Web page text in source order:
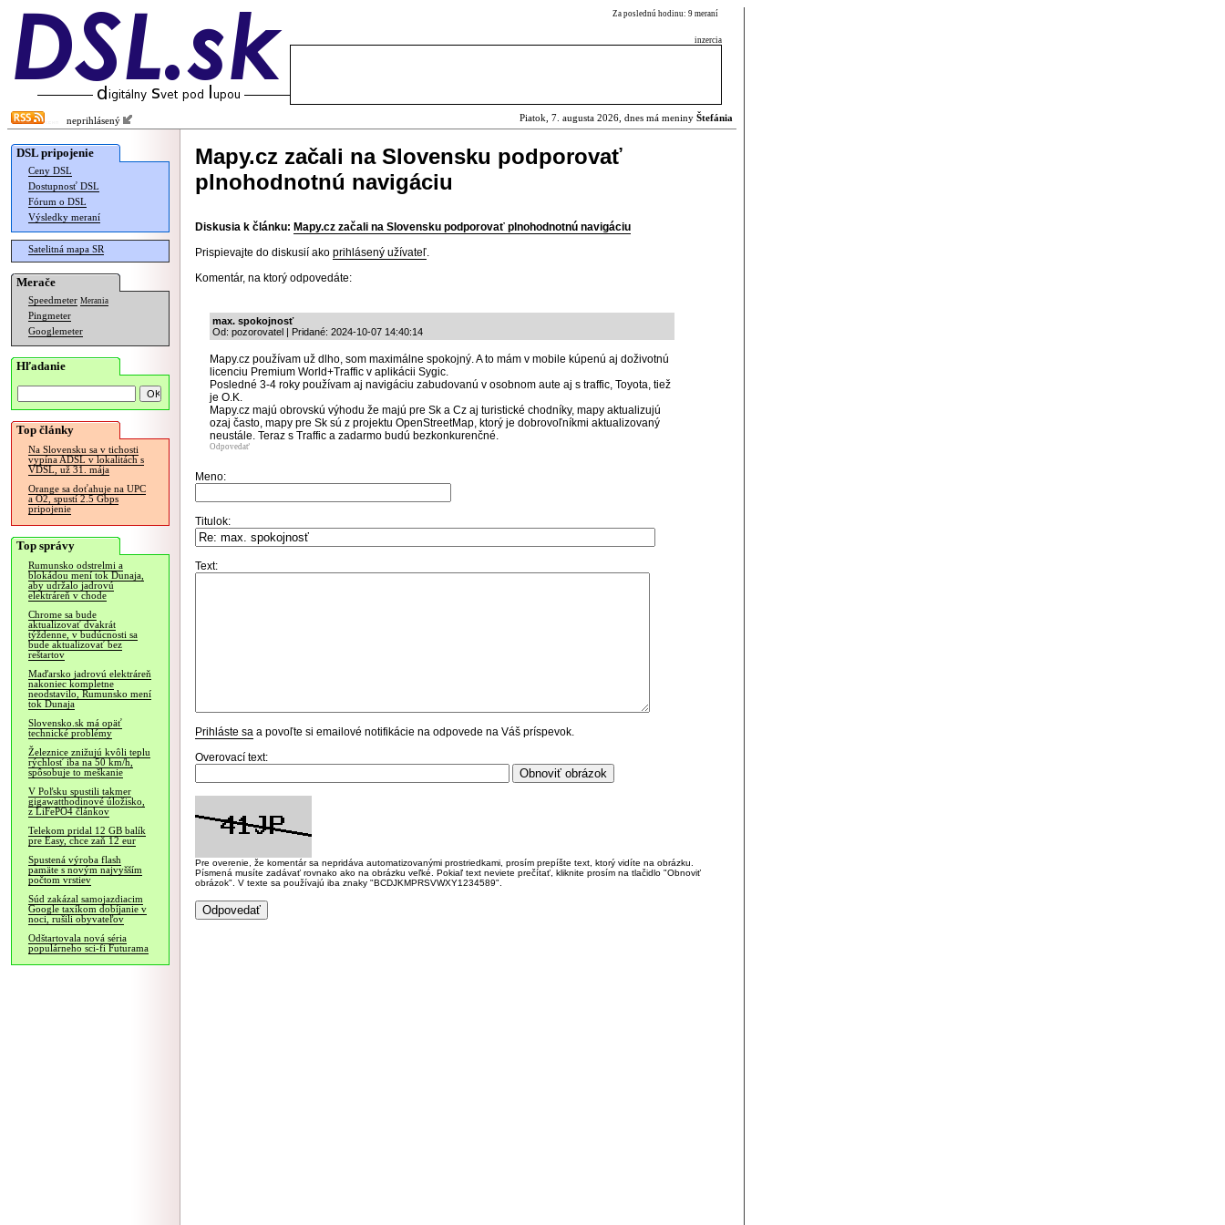
Za poslednú hodinu: 9 meraní
inzercia
neprihlásený Piatok, 7. augusta 2026, dnes má meniny Štefánia
DSL pripojenie
Ceny DSL
Dostupnosť DSL
Fórum o DSL
Výsledky meraní
Satelitná mapa SR
Merače
Speedmeter Merania
Pingmeter
Googlemeter
Hľadanie
Top články
Na Slovensku sa v tichosti
vypína ADSL v lokalitách s
VDSL, už 31. mája
Orange sa doťahuje na UPC
a O2, spustí 2.5 Gbps
pripojenie
Top správy
Rumunsko odstrelmi a
blokádou mení tok Dunaja,
aby udržalo jadrovú
elektráreň v chode
Chrome sa bude
aktualizovať dvakrát
týždenne, v budúcnosti sa
bude aktualizovať bez
reštartov
Maďarsko jadrovú elektráreň
nakoniec kompletne
neodstavilo, Rumunsko mení
tok Dunaja
Slovensko.sk má opäť
technické problémy
Železnice znižujú kvôli teplu
rýchlosť iba na 50 km/h,
spôsobuje to meškanie
V Poľsku spustili takmer
gigawatthodinové úložisko,
z LiFePO4 článkov
Telekom pridal 12 GB balík
pre Easy, chce zaň 12 eur
Spustená výroba flash
pamäte s novým najvyšším
počtom vrstiev
Súd zakázal samojazdiacim
Google taxíkom dobíjanie v
noci, rušili obyvateľov
Odštartovala nová séria
populárneho sci-fi Futurama
Mapy.cz začali na Slovensku podporovať
plnohodnotnú navigáciu
Diskusia k článku: Mapy.cz začali na Slovensku podporovať plnohodnotnú navigáciu
Prispievajte do diskusií ako prihlásený užívateľ.
Komentár, na ktorý odpovedáte:
max. spokojnosť
Od: pozorovatel | Pridané: 2024-10-07 14:40:14
Mapy.cz používam už dlho, som maximálne spokojný. A to mám v mobile kúpenú aj doživotnú
licenciu Premium World+Traffic v aplikácii Sygic.
Posledné 3-4 roky používam aj navigáciu zabudovanú v osobnom aute aj s traffic, Toyota, tiež
je O.K.
Mapy.cz majú obrovskú výhodu že majú pre Sk a Cz aj turistické chodníky, mapy aktualizujú
ozaj často, mapy pre Sk sú z projektu OpenStreetMap, ktorý je dobrovoľníkmi aktualizovaný
neustále. Teraz s Traffic a zadarmo budú bezkonkurenčné.
Odpovedať
Meno:
Titulok:
Text:
Prihláste sa a povoľte si emailové notifikácie na odpovede na Váš príspevok.
Overovací text:
Pre overenie, že komentár sa nepridáva automatizovanými prostriedkami, prosím prepíšte text, ktorý vidíte na obrázku.
Písmená musíte zadávať rovnako ako na obrázku veľké. Pokiaľ text neviete prečítať, kliknite prosím na tlačidlo "Obnoviť
obrázok". V texte sa používajú iba znaky "BCDJKMPRSVWXY1234589".